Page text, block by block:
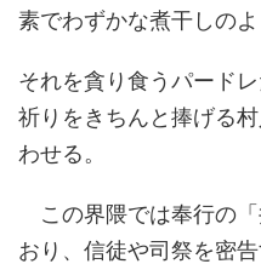
素でわずかな煮干しのよ
それを貪り食うパード
祈りをきちんと捧げる
わせる。
この界隈では奉行の
おり、信徒や司祭を密